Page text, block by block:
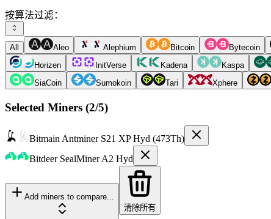
按算法过滤：
All Aleo Alephium Bitcoin Bytecoin
Horizen
InitVerse Kadena Kaspa
SiaCoin
Sumokoin Tari Xphere
Selected Miners (2/5)
Bitmain Antminer S21 XP Hyd (473Th)
Bitdeer SealMiner A2 Hyd
Add miners to compare...
清除所有